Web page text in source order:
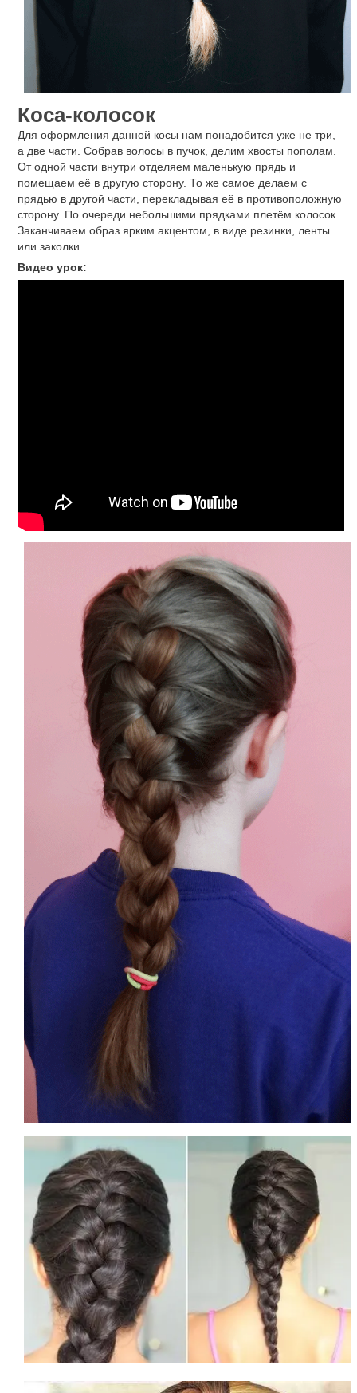
Коса-колосок
Для оформления данной косы нам понадобится уже не три,
а две части. Собрав волосы в пучок, делим хвосты пополам.
От одной части внутри отделяем маленькую прядь и
помещаем её в другую сторону. То же самое делаем с
прядью в другой части, перекладывая её в противоположную
сторону. По очереди небольшими прядками плетём колосок.
Заканчиваем образ ярким акцентом, в виде резинки, ленты
или заколки.
Видео урок: